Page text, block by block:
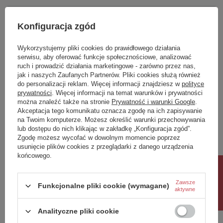
Wysokość [mm]
720
Sposób montażu
Syfon w komplecie
Tak
Wbudowany przelew
Tak
Głębokość [mm]
450
Korek click-clack w zestawieTak
Symbol KDA_016W
Seria Arnika
Zobacz również
Poprzedni z tej kategorii Następny z tej kategorii
Konfiguracja zgód
Wykorzystujemy pliki cookies do prawidłowego działania
serwisu, aby oferować funkcje społecznościowe, analizować
ruch i prowadzić działania marketingowe - zarówno przez nas,
jak i naszych Zaufanych Partnerów. Pliki cookies służą również
do personalizacji reklam. Więcej informacji znajdziesz w polityce
prywatności . Więcej informacji na temat warunków i prywatności
można znaleźć także na stronie Prywatność i warunki Google
Akceptacja tego komunikatu oznacza zgodę na ich zapisywanie
na Twoim komputerze. Możesz określić warunki przechowywania
lub dostępu do nich klikając w zakładkę „Konfiguracja zgód”.
Zgodę możesz wycofać w dowolnym momencie poprzez
usunięcie plików cookies z przeglądarki z danego urządzenia
końcowego.
Funkcjonalne pliki cookie (wymagane)
Zawsze
aktywne
Analityczne pliki cookie